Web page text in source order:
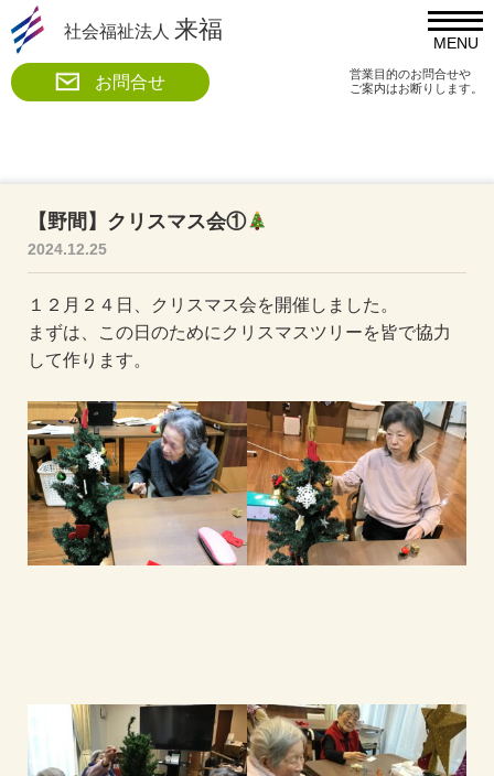
MENU
社会福祉法人 来福
お問合せ
営業目的のお問合せや
ご案内はお断りします。
【野間】クリスマス会①
2024.12.25
１２月２４日、クリスマス会を開催しました。
まずは、この日のためにクリスマスツリーを皆で協力
して作ります。